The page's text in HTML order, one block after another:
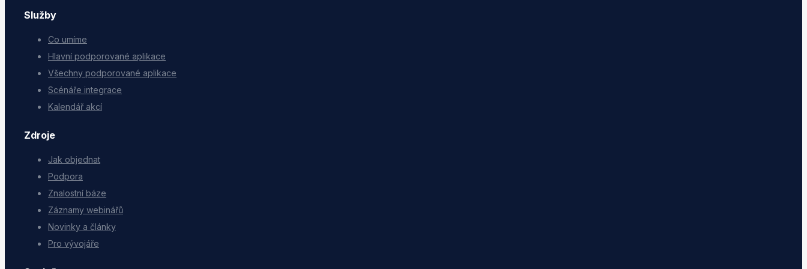
Služby
Co umíme
Hlavní podporované aplikace
Všechny podporované aplikace
Scénáře integrace
Kalendář akcí
Zdroje
Jak objednat
Podpora
Znalostní báze
Záznamy webinářů
Novinky a články
Pro vývojáře